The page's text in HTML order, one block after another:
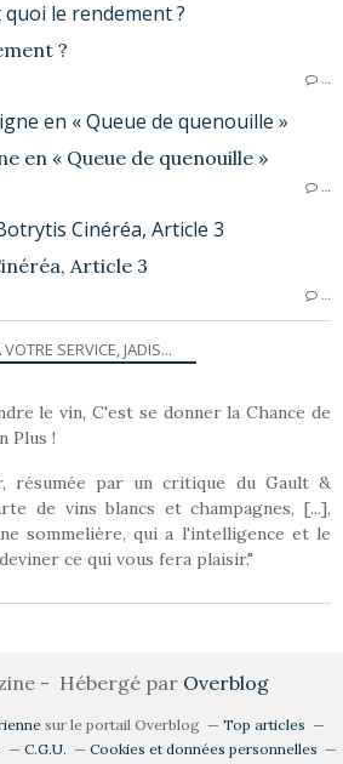
quoi le rendement ?
en « Queue de quenouille »
Cinéréa, Article 3
SERVICE, JADIS...
le vin, C'est se donner la Chance de
Plus !
résumée par un critique du Gault &
de vins blancs et champagnes, [...],
sommelière, qui a l'intelligence et le
ce qui vous fera plaisir."
- Hébergé par Overblog
sur le portail Overblog
Top articles
C.G.U.
Cookies et données personnelles